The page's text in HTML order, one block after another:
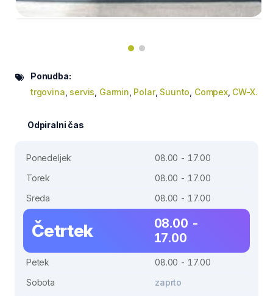
Ponudba:
trgovina servis Garmin Polar, Suunto Compex, CW-X.
Odpiralni čas
Ponedeljek
08.00 - 17.00
Torek
08.00 - 17.00
Sreda
08.00 - 17.00
Četrtek
08.00 -
17.00
Petek
08.00 - 17.00
Sobota
zaprto